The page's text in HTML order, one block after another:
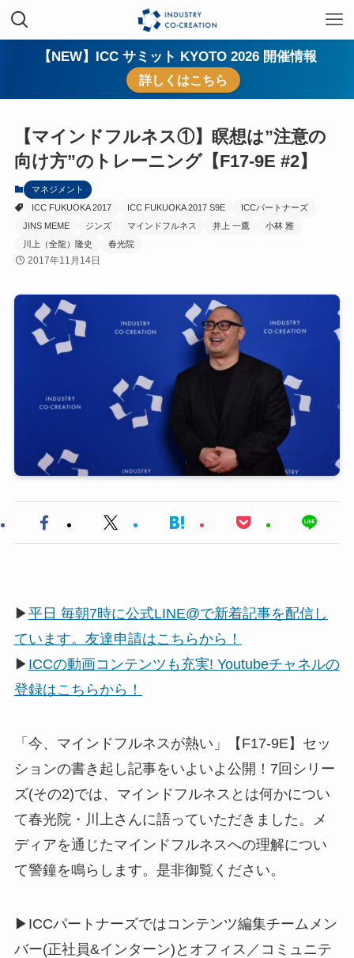
【NEW】ICC サミット KYOTO 2026 開催情報
詳しくはこちら
【マインドフルネス①】瞑想は”注意の
向け方”のトレーニング【F17-9E #2】
マネジメント
ICC FUKUOKA 2017
ICC FUKUOKA 2017 S9E
ICCパートナーズ
JINS MEME
ジンズ マインドフルネス 井上 一鷹
小林 雅
川上（全龍）隆史
春光院
2017年11月14日
▶平日 毎朝7時に公式LINE@で新着記事を配信し
ています。友達申請はこちらから！
▶ ICCの動画コンテンツも充実! Youtubeチャネルの
登録はこちらから！
「今、マインドフルネスが熱い」【F17-9E】セッ
ションの書き起し記事をいよいよ公開！7回シリー
ズ(その2)では、マインドフルネスとは何かについ
て春光院・川上さんに語っていただきました。メ
ディアを通じたマインドフルネスへの理解につい
て警鐘を鳴らします。是非御覧ください。
▶ICCパートナーズではコンテンツ編集チームメン
バー(正社員&インターン)とオフィス／コミュニテ